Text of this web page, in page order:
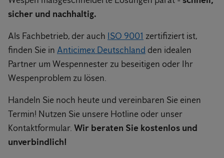
sicher und nachhaltig.
Als Fachbetrieb, der auch ISO 9001 zertifiziert ist,
finden Sie in Anticimex Deutschland den idealen
Partner um Wespennester zu beseitigen oder Ihr
Wespenproblem zu lösen.
Handeln Sie noch heute und vereinbaren Sie einen
Termin! Nutzen Sie unsere Hotline oder unser
Kontaktformular. Wir beraten Sie kostenlos und
unverbindlich!